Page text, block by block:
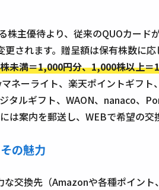
株主優待より、従来のQUOカード
されます。贈呈額は保有株数に応
未満＝1,000円分、1,000株以上＝
ネーライト、楽天ポイントギフト
タルギフト、WAON、nanaco、
は案内を郵送し、WEBで希望の交
の魅力
な交換先（Amazonや各種ポイン